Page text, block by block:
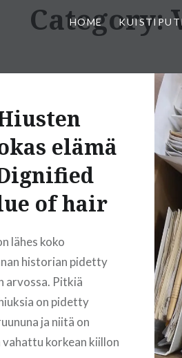
HOME
Category:
elämä
of hair
lähes koko
historian pidetty
arvossa. Pitkiä
on pidetty
ja niitä on
korkean kiillon